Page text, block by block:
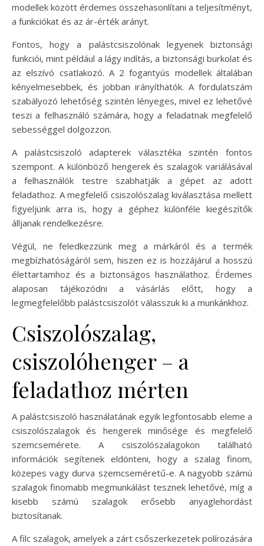
modellek között érdemes összehasonlítani a teljesítményt,
a funkciókat és az ár-érték arányt.
Fontos, hogy a palástcsiszolónak legyenek biztonsági
funkciói, mint például a lágy indítás, a biztonsági burkolat és
az elszívó csatlakozó. A 2 fogantyús modellek általában
kényelmesebbek, és jobban irányíthatók. A fordulatszám
szabályozó lehetőség szintén lényeges, mivel ez lehetővé
teszi a felhasználó számára, hogy a feladatnak megfelelő
sebességgel dolgozzon.
A palástcsiszoló adapterek választéka szintén fontos
szempont. A különböző hengerek és szalagok variálásával
a felhasználók testre szabhatják a gépet az adott
feladathoz. A megfelelő csiszolószalag kiválasztása mellett
figyeljünk arra is, hogy a géphez különféle kiegészítők
álljanak rendelkezésre.
Végül, ne feledkezzünk meg a márkáról és a termék
megbízhatóságáról sem, hiszen ez is hozzájárul a hosszú
élettartamhoz és a biztonságos használathoz. Érdemes
alaposan tájékozódni a vásárlás előtt, hogy a
legmegfelelőbb palástcsiszolót válasszuk ki a munkánkhoz.
Csiszolószalag,
csiszolóhenger – a
feladathoz mérten
A palástcsiszoló használatának egyik legfontosabb eleme a
csiszolószalagok és hengerek minősége és megfelelő
szemcsemérete. A csiszolószalagokon található
információk segítenek eldönteni, hogy a szalag finom,
közepes vagy durva szemcseméretű-e. A nagyobb számú
szalagok finomabb megmunkálást tesznek lehetővé, míg a
kisebb számú szalagok erősebb anyaglehordást
biztosítanak.
A filc szalagok, amelyek a zárt csőszerkezetek polírozására